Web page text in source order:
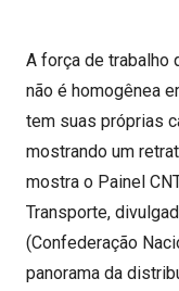
A força de trabalho
não é homogênea
tem suas próprias
mostrando um
mostra o Painel
Transporte,
(Confederação
panorama da